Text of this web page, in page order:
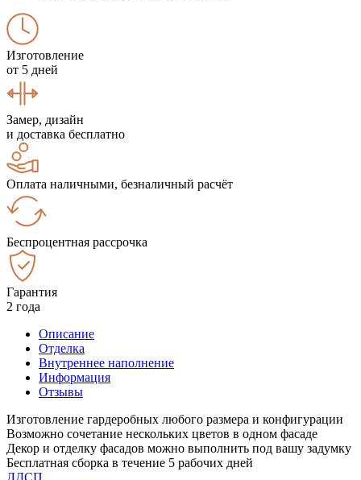
Изготовление
от 5 дней
Замер, дизайн
и доставка бесплатно
Оплата наличными, безналичный расчёт
Беспроцентная рассрочка
Гарантия
2 года
Описание
Отделка
Внутреннее наполнение
Информация
Отзывы
Изготовление гардеробных любого размера и конфигурации
Возможно сочетание нескольких цветов в одном фасаде
Декор и отделку фасадов можно выполнить под вашу задумку
Бесплатная сборка в течение 5 рабочих дней
ЛДСП